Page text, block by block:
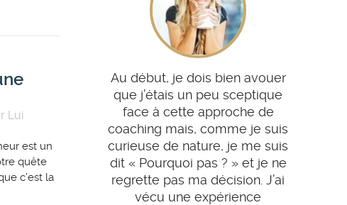
Lui
est un
quête
c’est la
Au début, je dois bien avouer
que j’étais un peu sceptique
face à cette approche de
coaching mais, comme je suis
curieuse de nature, je me suis
dit « Pourquoi pas ? » et je ne
regrette pas ma décision. J’ai
vécu une expérience